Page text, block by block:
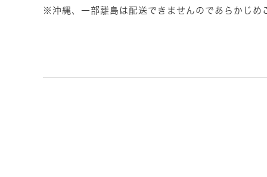
※沖縄、一部離島は配送できませんのであらかじめ